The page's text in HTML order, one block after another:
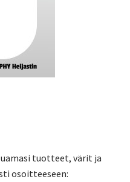
tuotteet, värit ja
osoitteeseen: